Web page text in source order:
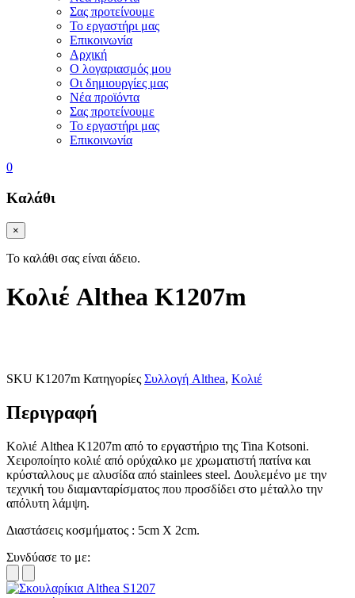
Σας προτείνουμε
Το εργαστήρι μας
Επικοινωνία
Αρχική
Ο λογαριασμός μου
Οι δημιουργίες μας
Νέα προϊόντα
Σας προτείνουμε
Το εργαστήρι μας
Επικοινωνία
0
Καλάθι
×
Το καλάθι σας είναι άδειο.
Κολιέ Althea K1207m
SKU K1207m Κατηγορίες Συλλογή Althea, Κολιέ
Περιγραφή
Κολιέ Althea K1207m από το εργαστήριο της Tina Kotsoni.
Χειροποίητο κολιέ από ορύχαλκο με χρωματιστή πατίνα και
κρύσταλλους με αλυσίδα από stainlees steel. Δουλεμένο με την
τεχνική του διαμανταρίσματος που προσδίδει στο μέταλλο την
απόλυτη λάμψη.
Διαστάσεις κοσμήματος : 5cm X 2cm.
Συνδύασε το με: